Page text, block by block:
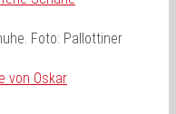
Foto: Pallottiner